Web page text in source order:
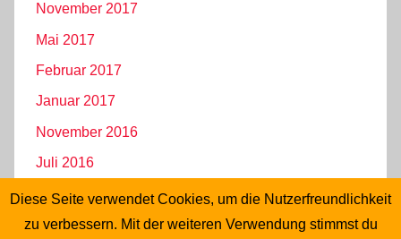
November 2017
Mai 2017
Februar 2017
Januar 2017
November 2016
Juli 2016
Juni 2016
Mai 2016
Diese Seite verwendet Cookies, um die Nutzerfreundlichkeit
zu verbessern. Mit der weiteren Verwendung stimmst du